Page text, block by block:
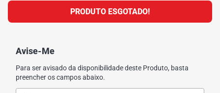
PRODUTO ESGOTADO!
Avise-Me
Para ser avisado da disponibilidade deste Produto, basta
preencher os campos abaixo.
9º
10º Pneu